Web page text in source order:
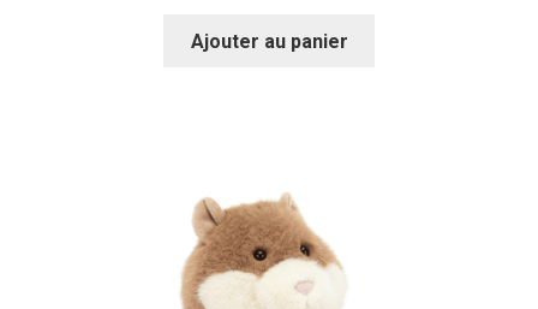
Ajouter au panier